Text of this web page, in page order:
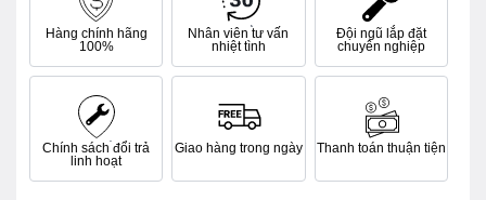
Hàng chính hãng
100%
Nhân viên tư vấn
nhiệt tình
Đội ngũ lắp đặt
chuyên nghiệp
Chính sách đổi trả
linh hoạt
Giao hàng trong ngày Thanh toán thuận tiện